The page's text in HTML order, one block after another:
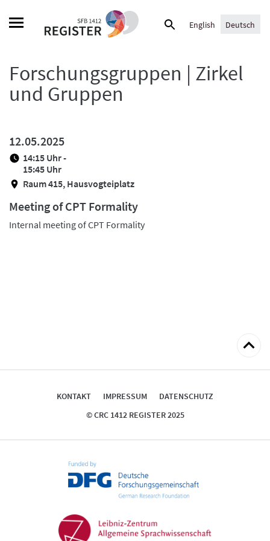
Suche
English Deutsch
Forschungsgruppen | Zirkel
und Gruppen
12.05.2025
14:15 Uhr -
15:45 Uhr
Raum 415, Hausvogteiplatz
Meeting of CPT Formality
Internal meeting of CPT Formality
zum
KONTAKT IMPRESSUM
DATENSCHUTZ
© CRC 1412 REGISTER 2025